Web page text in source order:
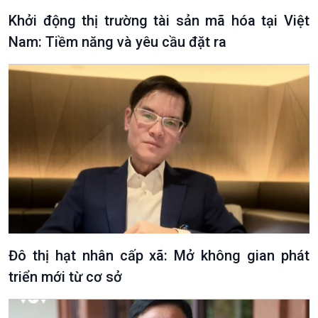
Khởi động thị trường tài sản mã hóa tại Việt
Nam: Tiềm năng và yêu cầu đặt ra
Đô thị hạt nhân cấp xã: Mở không gian phát
triển mới từ cơ sở